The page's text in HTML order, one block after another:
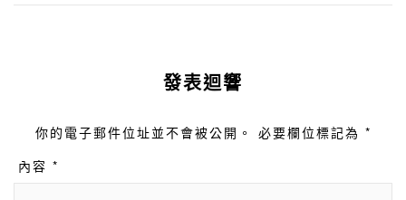
發表迴響
你的電子郵件位址並不會被公開。 必要欄位標記為 *
內容 *